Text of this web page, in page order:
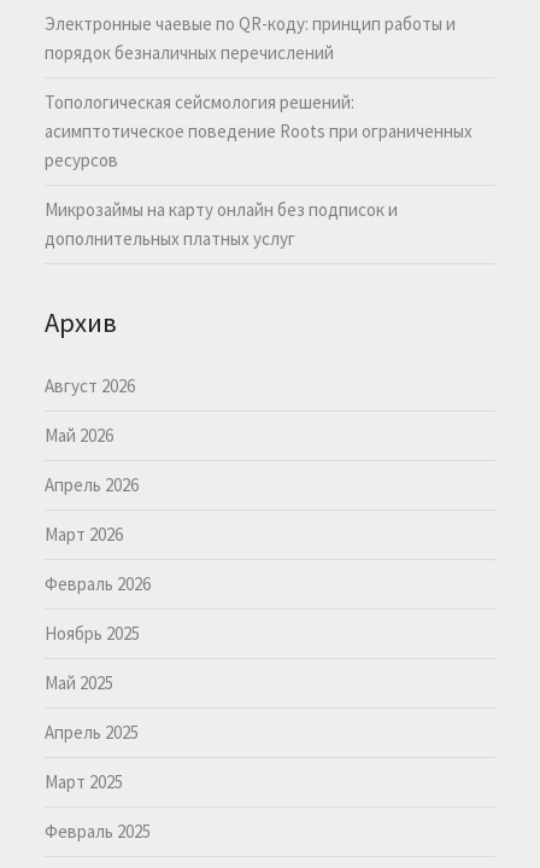
Электронные чаевые по QR-коду: принцип работы и
порядок безналичных перечислений
Топологическая сейсмология решений:
асимптотическое поведение Roots при ограниченных
ресурсов
Микрозаймы на карту онлайн без подписок и
дополнительных платных услуг
Архив
Август 2026
Май 2026
Апрель 2026
Март 2026
Февраль 2026
Ноябрь 2025
Май 2025
Апрель 2025
Март 2025
Февраль 2025